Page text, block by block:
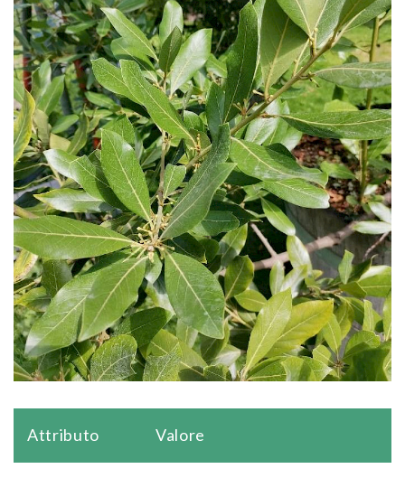
Attributo Valore